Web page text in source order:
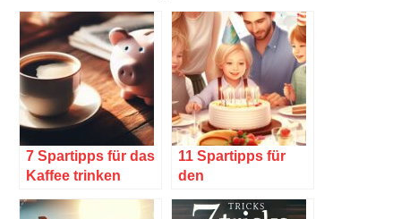
7 Spartipps für das
Kaffee trinken
11 Spartipps für
den